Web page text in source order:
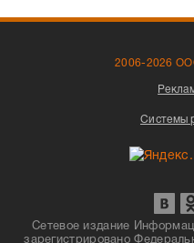
2006-2026
Системы
Сетевое издание
зарегистрировано